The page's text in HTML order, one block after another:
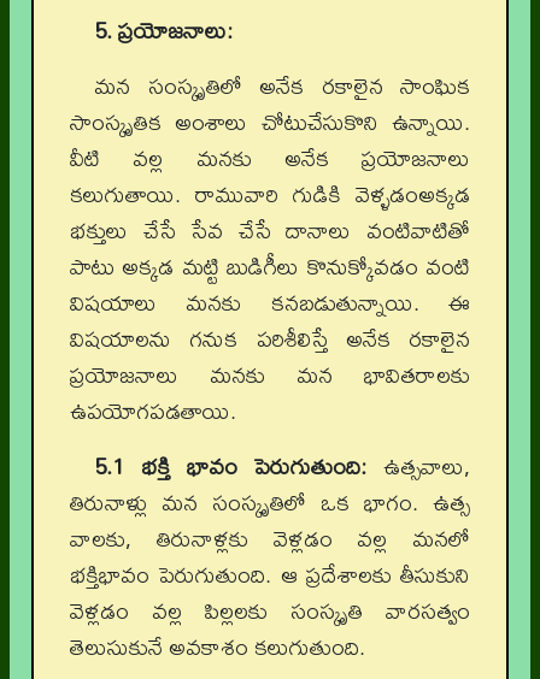
5. ప్రయోజనాలు:
మన సంస్కృతిలో అనేక రకాలైన సాంఘిక
సాంస్కృతిక అంశాలు చోటుచేసుకొని ఉన్నాయి.
వీటి వల్ల మనకు అనేక ప్రయోజనాలు
కలుగుతాయి. రామువారి గుడికి వెళ్ళడంఅక్కడ
భక్తులు చేసే సేవ చేసే దానాలు వంటివాటితో
పాటు అక్కడ మట్టి బుడిగీలు కొనుక్కోవడం వంటి
విషయాలు మనకు కనబడుతున్నాయి. ఈ
విషయాలను గనుక పరిశీలిస్తే అనేక రకాలైన
ప్రయోజనాలు మనకు మన భావితరాలకు
ఉపయోగపడతాయి.
5.1 భక్తి భావం పెరుగుతుంది: ఉత్సవాలు,
తిరునాళ్లు మన సంస్కృతిలో ఒక భాగం. ఉత్స
వాలకు, తిరునాళ్లకు వెళ్లడం వల్ల మనలో
భక్తిభావం పెరుగుతుంది. ఆ ప్రదేశాలకు తీసుకుని
వెళ్లడం వల్ల పిల్లలకు సంస్కృతి వారసత్వం
తెలుసుకునే అవకాశం కలుగుతుంది.